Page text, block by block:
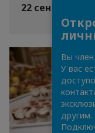
22 сентября
Вы член
У вас
другим.